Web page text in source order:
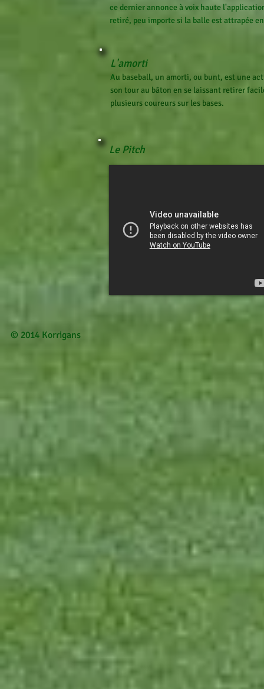
ce dernier annonce à voix haute
retiré, peu importe si la balle est attrapée
L'amorti
Au baseball, un amorti, ou bunt, est une
son tour au bâton en se laissant retirer
plusieurs coureurs sur les bases.
Le Pitch
© 2014 Korrigans